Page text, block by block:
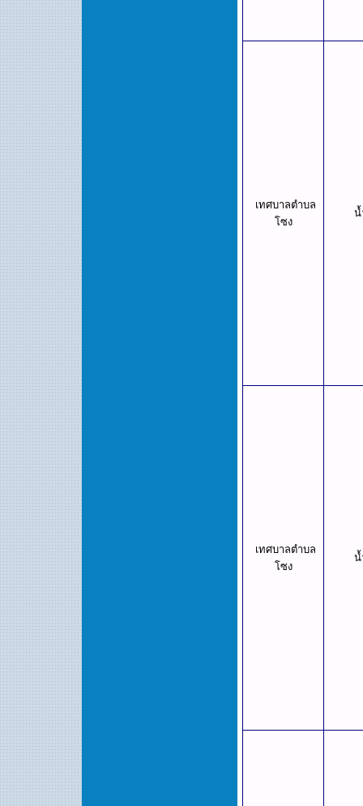
เทศบาลตำบล
โซง
น้
เทศบาลตำบล
โซง
น้